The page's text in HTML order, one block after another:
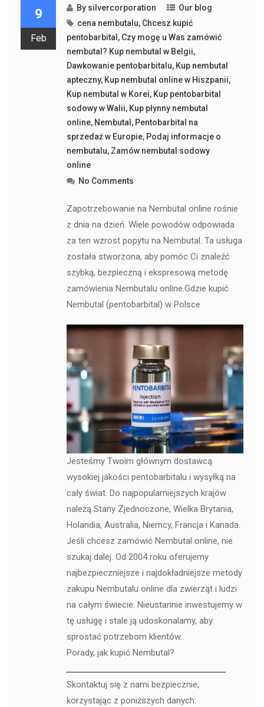
9
Feb
By silvercorporation
Our blog
cena nembutalu, Chcesz kupić
pentobarbital , Czy mogę u Was zamówić
nembutal? Kup nembutal w Belgii,
Dawkowanie pentobarbitalu, Kup nembutal
apteczny, Kup nembutal online w Hiszpanii,
Kup nembutal w Korei, Kup pentobarbital
sodowy w Walii, Kup płynny nembutal
online, Nembutal , Pentobarbital na
sprzedaż w Europie, Podaj informacje o
nembutalu, Zamów nembutal sodowy
online
No Comments
Zapotrzebowanie na Nembutal online rośnie
z dnia na dzień. Wiele powodów odpowiada
za ten wzrost popytu na Nembutal. Ta usługa
została stworzona, aby pomóc Ci znaleźć
szybką, bezpieczną i ekspresową metodę
zamówienia Nembutalu online.Gdzie kupić
Nembutal (pentobarbital) w Polsce
Jesteśmy Twoim głównym dostawcą
wysokiej jakości pentobarbitalu i wysyłką na
cały świat. Do najpopularniejszych krajów
należą Stany Zjednoczone, Wielka Brytania,
Holandia, Australia, Niemcy, Francja i Kanada.
Jeśli chcesz zamówić Nembutal online, nie
szukaj dalej. Od 2004 roku oferujemy
najbezpieczniejsze i najdokładniejsze metody
zakupu Nembutalu online dla zwierząt i ludzi
na całym świecie. Nieustannie inwestujemy w
tę usługę i stale ją udoskonalamy, aby
sprostać potrzebom klientów.
Porady, jak kupić Nembutal?
Skontaktuj się z nami bezpiecznie,
korzystając z poniższych danych: